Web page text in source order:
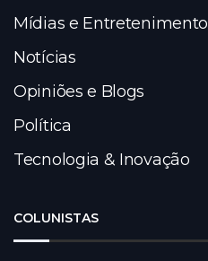
Mídias e Entretenimento
Notícias
Opiniões e Blogs
Política
Tecnologia & Inovação
COLUNISTAS